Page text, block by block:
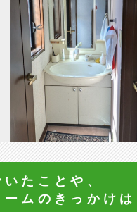
たことや、
ームの きっかけは